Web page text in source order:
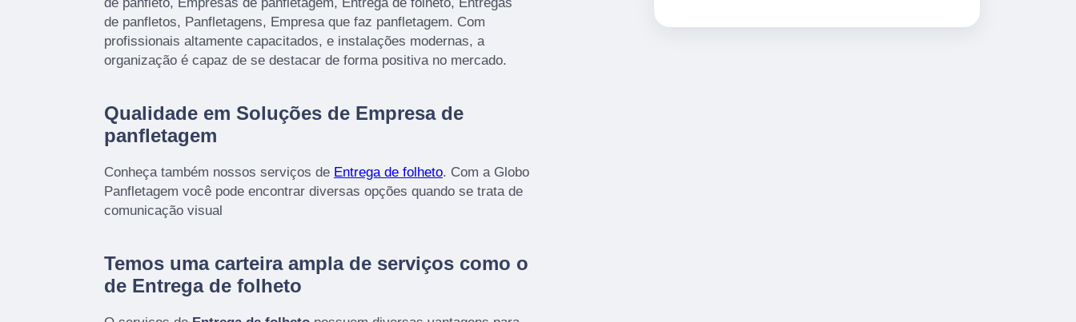
de panfleto, Empresas de panfletagem, Entrega de folheto, Entregas
de panfletos, Panfletagens, Empresa que faz panfletagem. Com
profissionais altamente capacitados, e instalações modernas, a
organização é capaz de se destacar de forma positiva no mercado.
Qualidade em Soluções de Empresa de
panfletagem
Conheça também nossos serviços de Entrega de folheto. Com a Globo
Panfletagem você pode encontrar diversas opções quando se trata de
comunicação visual
Temos uma carteira ampla de serviços como o
de Entrega de folheto